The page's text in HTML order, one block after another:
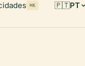
⌘K 🇵🇹PT